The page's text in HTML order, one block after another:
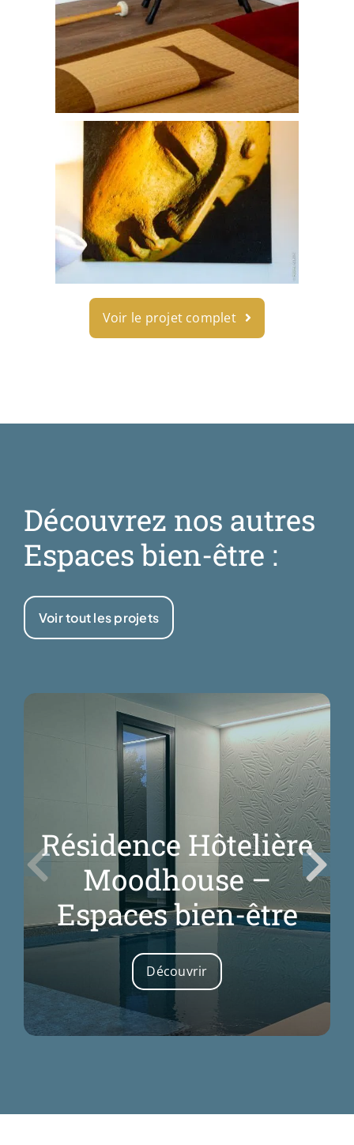
Voir le projet complet
Découvrez nos autres
Espaces bien-être :
Voir tout les projets
Résidence Hôtelière
Moodhouse –
Espaces bien-être
Découvrir